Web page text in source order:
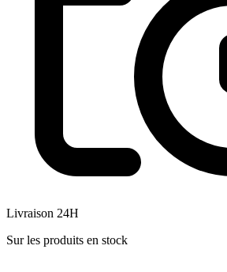
Livraison 24H
Sur les produits en stock